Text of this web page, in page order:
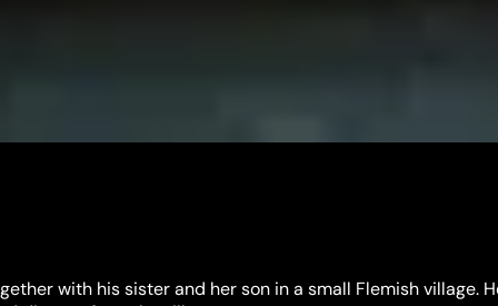
with his sister and her son in a small Flemish village.